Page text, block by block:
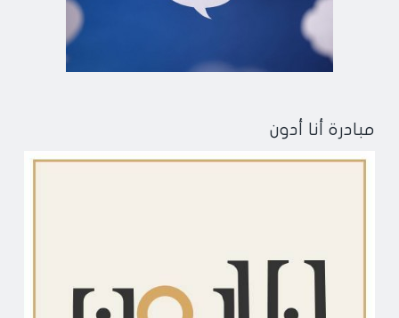
مبادرة أنا أدون